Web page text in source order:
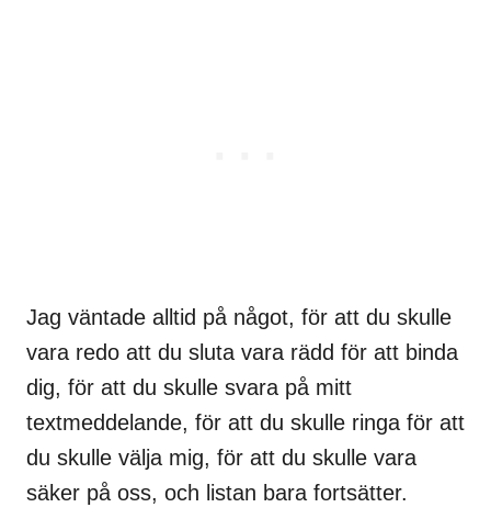
Jag väntade alltid på något, för att du skulle
vara redo att du sluta vara rädd för att binda
dig, för att du skulle svara på mitt
textmeddelande, för att du skulle ringa för att
du skulle välja mig, för att du skulle vara
säker på oss, och listan bara fortsätter.